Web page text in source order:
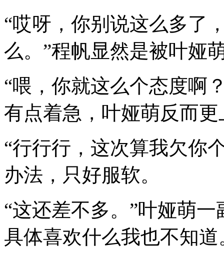
“哎呀，你别说这么多了
么。”程帆显然是被叶娅
“喂，你就这么个态度啊
有点着急，叶娅萌反而
“行行行，这次算我欠你
办法，只好服软。
“这还差不多。”叶娅萌
具体喜欢什么我也不知道